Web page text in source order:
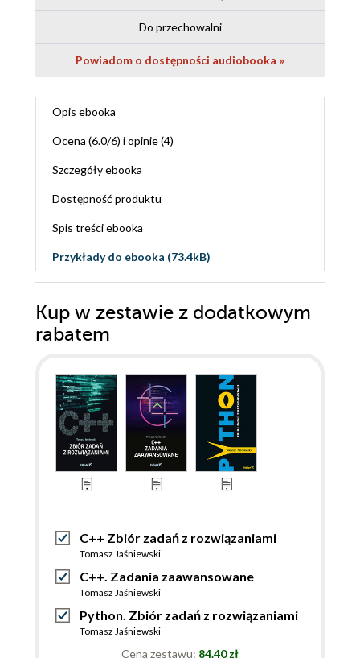
Do przechowalni
Powiadom o dostępności audiobooka »
Opis ebooka
Ocena (6.0/6) i opinie (4)
Szczegółyebooka
Dostępność produktu
Spis treściebooka
Przykłady do ebooka (73.4kB)
Kup w zestawie z dodatkowym
rabatem
C++ Zbiór zadań z rozwiązaniami
Tomasz Jaśniewski
C++. Zadania zaawansowane
Tomasz Jaśniewski
Python. Zbiór zadań z rozwiązaniami
Tomasz Jaśniewski
Cena zestawu: 84.40 zł